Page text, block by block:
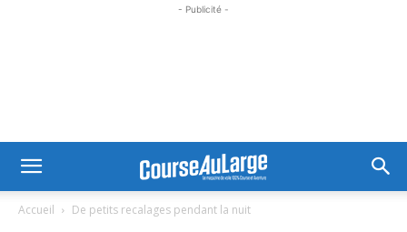
- Publicité -
Accueil De petits recalages pendant la nuit